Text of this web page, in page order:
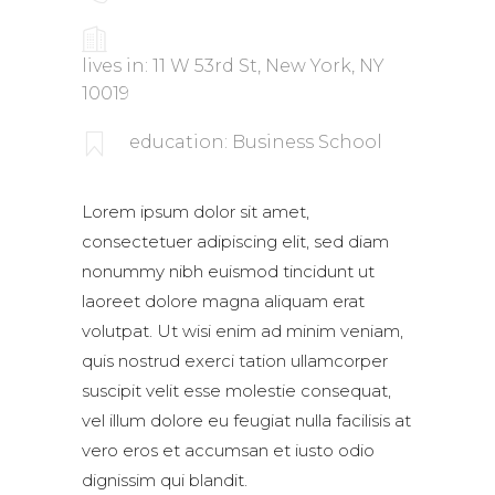
lives in: 11 W 53rd St, New York, NY
10019
education: Business School
Lorem ipsum dolor sit amet,
consectetuer adipiscing elit, sed diam
nonummy nibh euismod tincidunt ut
laoreet dolore magna aliquam erat
volutpat. Ut wisi enim ad minim veniam,
quis nostrud exerci tation ullamcorper
suscipit velit esse molestie consequat,
vel illum dolore eu feugiat nulla facilisis at
vero eros et accumsan et iusto odio
dignissim qui blandit.